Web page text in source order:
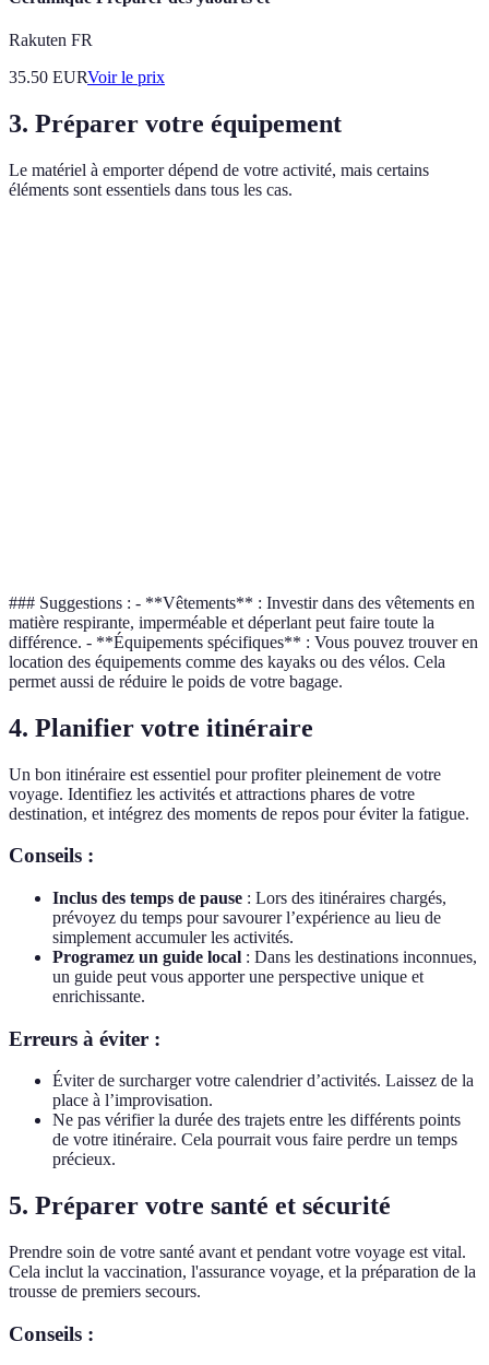
Rakuten FR
35.50 EURVoir le prix
3. Préparer votre équipement
Le matériel à emporter dépend de votre activité, mais certains
éléments sont essentiels dans tous les cas.
### Suggestions : - **Vêtements** : Investir dans des vêtements en
matière respirante, imperméable et déperlant peut faire toute la
différence. - **Équipements spécifiques** : Vous pouvez trouver en
location des équipements comme des kayaks ou des vélos. Cela
permet aussi de réduire le poids de votre bagage.
4. Planifier votre itinéraire
Un bon itinéraire est essentiel pour profiter pleinement de votre
voyage. Identifiez les activités et attractions phares de votre
destination, et intégrez des moments de repos pour éviter la fatigue.
Conseils :
Inclus des temps de pause : Lors des itinéraires chargés,
prévoyez du temps pour savourer l’expérience au lieu de
simplement accumuler les activités.
Programez un guide local : Dans les destinations inconnues,
un guide peut vous apporter une perspective unique et
enrichissante.
Erreurs à éviter :
Éviter de surcharger votre calendrier d’activités. Laissez de la
place à l’improvisation.
Ne pas vérifier la durée des trajets entre les différents points
de votre itinéraire. Cela pourrait vous faire perdre un temps
précieux.
5. Préparer votre santé et sécurité
Prendre soin de votre santé avant et pendant votre voyage est vital.
Cela inclut la vaccination, l'assurance voyage, et la préparation de la
trousse de premiers secours.
Conseils :